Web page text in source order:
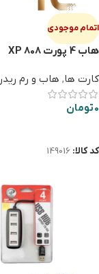
اتمام موجودی
هاب 4 پورت XP 808
کارت ها, هاب و رم ریدر
0تومان
کد کالا: 149016